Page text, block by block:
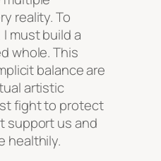
reality. To
must build a
whole. This
balance are
artistic
fight to protect
support us and
healthily.